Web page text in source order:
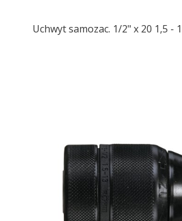
Uchwyt samozac. 1/2" x 20 1,5 -